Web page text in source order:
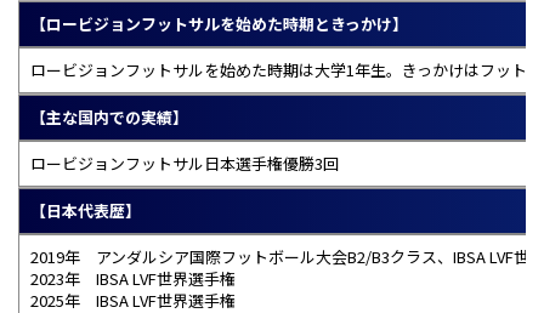
【ロービジョンフットサルを始めた時期ときっかけ】
ロービジョンフットサルを始めた時期は大学1年生。きっかけはフット
【主な国内での実績】
ロービジョンフットサル日本選手権優勝3回
【日本代表歴】
2019年 アンダルシア国際フットボール大会B2/B3クラス、IBSA LVF世
2023年 IBSA LVF世界選手権
2025年 IBSA LVF世界選手権